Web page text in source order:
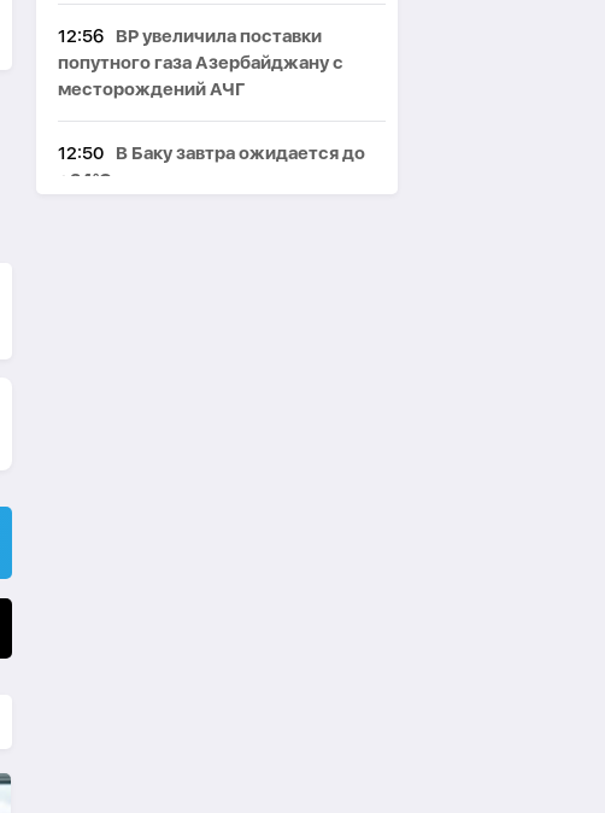
12:56
BP увеличила поставки
попутного газа Азербайджану с
месторождений АЧГ
12:50
В Баку завтра ожидается до
+34°C